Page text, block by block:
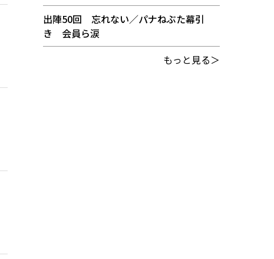
出陣50回 忘れない／パナねぶた幕引
き 会員ら涙
もっと見る＞